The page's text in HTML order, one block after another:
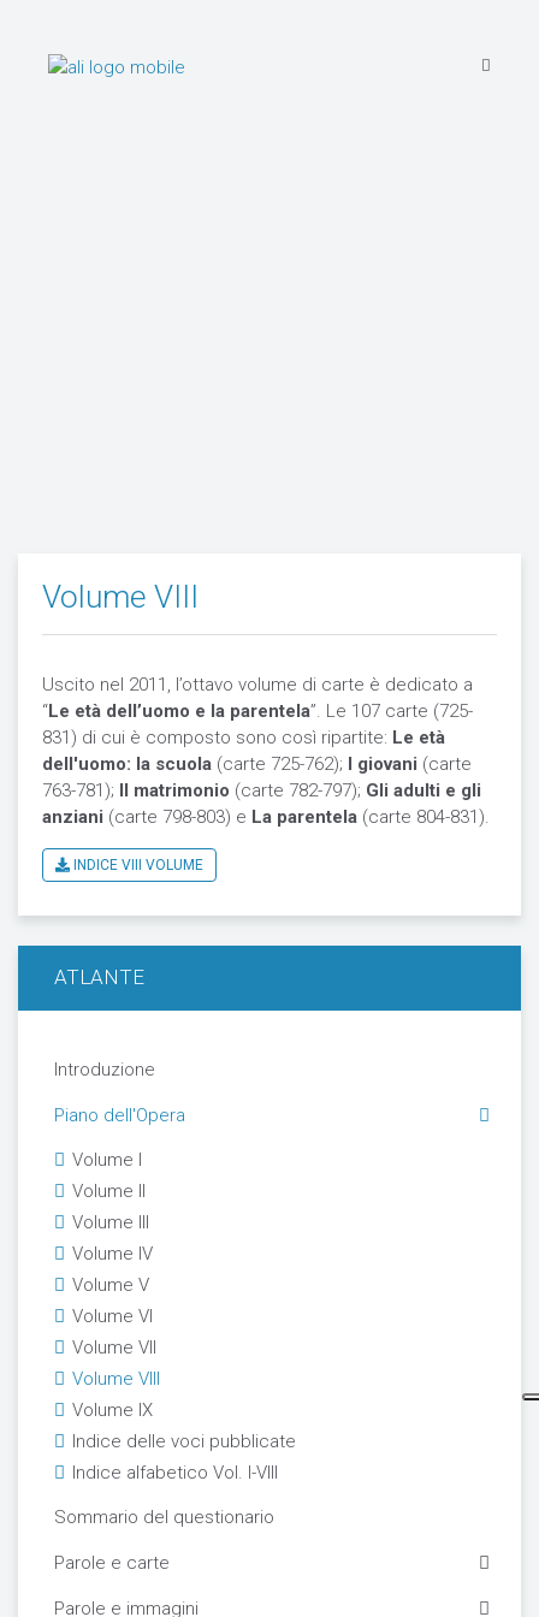
Volume VIII
Uscito nel 2011, l’ottavo volume di carte è dedicato a
“Le età dell’uomo e la parentela”. Le 107 carte (725-
831) di cui è composto sono così ripartite: Le età
dell'uomo: la scuola (carte 725-762); I giovani (carte
763-781); Il matrimonio (carte 782-797); Gli adulti e gli
anziani (carte 798-803) e La parentela (carte 804-831).
INDICE VIII VOLUME
ATLANTE
Introduzione
Piano dell'Opera
Volume I
Volume II
Volume III
Volume IV
Volume V
Volume VI
Volume VII
Volume VIII
Volume IX
Indice delle voci pubblicate
Indice alfabetico Vol. I-VIII
Sommario del questionario
Parole e carte
Parole e immagini